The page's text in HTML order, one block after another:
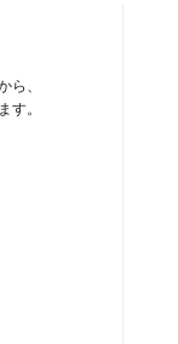
ら、
す。